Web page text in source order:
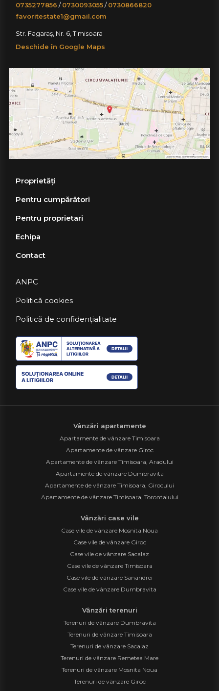
0735277856 /0730093055/0730866820
favoritestate1@gmail.com
Str. Fagaraș, Nr. 6, Timisoara
Deschide în Google Maps
Proprietăți
Pentru cumpărători
Pentru proprietari
Echipa
Contact
ANPC
Politică cookies
Politică de confidențialitate
Vânzări apartamente
Apartamente de vânzare Timisoara
Apartamente de vânzare Giroc
Apartamente de vânzare Timisoara, Aradului
Apartamente de vânzare Dumbravita
Apartamente de vânzare Timisoara, Girocului
Apartamente de vânzare Timisoara, Torontalului
Vânzări case vile
Case vile de vânzare Mosnita Noua
Case vile de vânzare Giroc
Case vile de vânzare Sacalaz
Case vile de vânzare Timisoara
Case vile de vânzare Sanandrei
Case vile de vânzare Dumbravita
Vânzări terenuri
Terenuri de vânzare Dumbravita
Terenuri de vânzare Timisoara
Terenuri de vânzare Sacalaz
Terenuri de vânzare Remetea Mare
Terenuri de vânzare Mosnita Noua
Terenuri de vânzare Giroc